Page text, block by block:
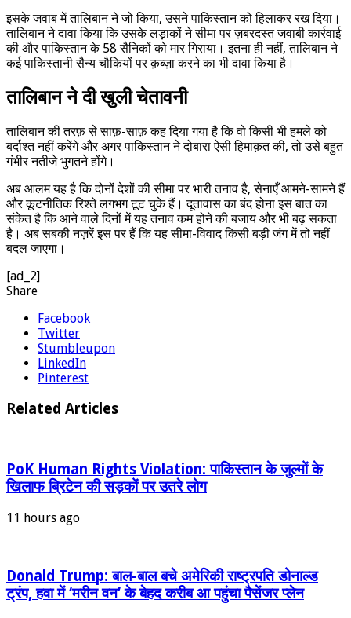
इसके जवाब में तालिबान ने जो किया, उसने पाकिस्तान को हिलाकर रख दिया।
तालिबान ने दावा किया कि उसके लड़ाकों ने सीमा पर ज़बरदस्त जवाबी कार्रवाई
की और पाकिस्तान के 58 सैनिकों को मार गिराया। इतना ही नहीं, तालिबान ने
कई पाकिस्तानी सैन्य चौकियों पर क़ब्ज़ा करने का भी दावा किया है।
तालिबान ने दी खुली चेतावनी
तालिबान की तरफ़ से साफ़-साफ़ कह दिया गया है कि वो किसी भी हमले को
बर्दाश्त नहीं करेंगे और अगर पाकिस्तान ने दोबारा ऐसी हिमाक़त की, तो उसे बहुत
गंभीर नतीजे भुगतने होंगे।
अब आलम यह है कि दोनों देशों की सीमा पर भारी तनाव है, सेनाएँ आमने-सामने हैं
और कूटनीतिक रिश्ते लगभग टूट चुके हैं। दूतावास का बंद होना इस बात का
संकेत है कि आने वाले दिनों में यह तनाव कम होने की बजाय और भी बढ़ सकता
है। अब सबकी नज़रें इस पर हैं कि यह सीमा-विवाद किसी बड़ी जंग में तो नहीं
बदल जाएगा।
[ad_2]
Share
Facebook
Twitter
Stumbleupon
LinkedIn
Pinterest
Related Articles
PoK Human Rights Violation: पाकिस्तान के जुल्मों के
खिलाफ ब्रिटेन की सड़कों पर उतरे लोग
11 hours ago
Donald Trump: बाल-बाल बचे अमेरिकी राष्ट्रपति डोनाल्ड
ट्रंप, हवा में ‘मरीन वन’ के बेहद करीब आ पहुंचा पैसेंजर प्लेन